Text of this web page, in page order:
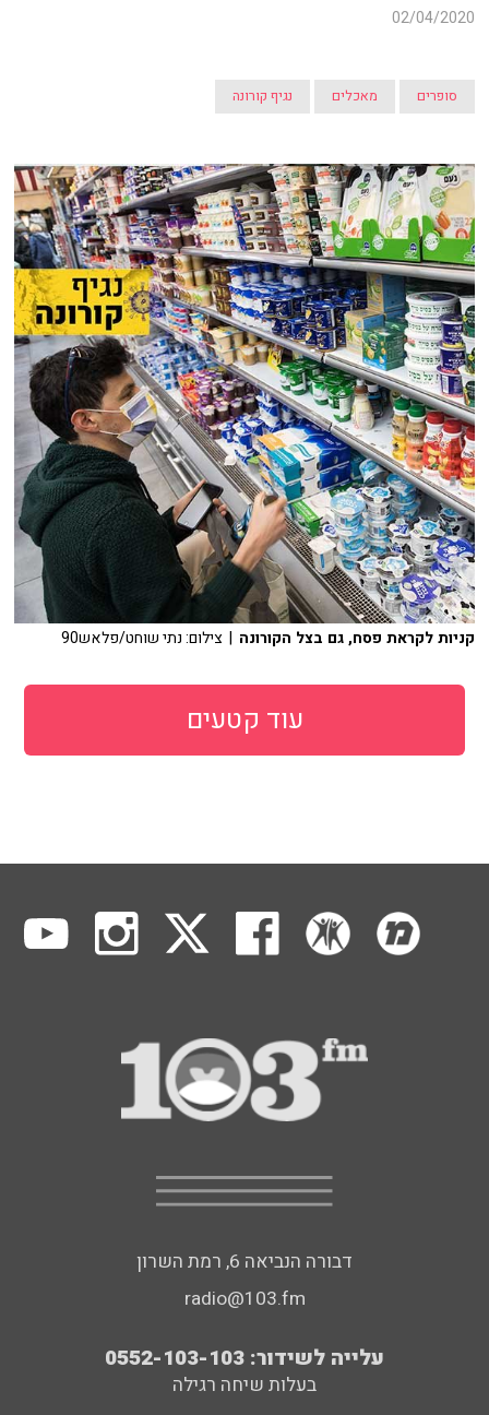
02/04/2020
סופרים מאכלים נגיף קורונה
קניות לקראת פסח, גם בצל הקורונה | צילום: נתי שוחט/פלאש90
עוד קטעים
דבורה הנביאה 6, רמת השרון
radio@103.fm
עלייה לשידור: 0552-103-103
בעלות שיחה רגילה